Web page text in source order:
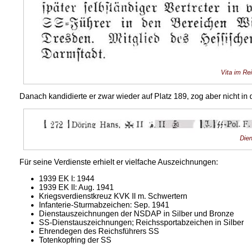
Vita im
Danach kandidierte er zwar wieder auf Platz 189, zog aber nicht
Für seine Verdienste erhielt er vielfache Auszeichnungen:
1939 EK I: 1944
1939 EK II: Aug. 1941
Kriegsverdienstkreuz KVK II m. Schwertern
Infanterie-Sturmabzeichen: Sep. 1941
Dienstauszeichnungen der NSDAP in Silber und Bronze
SS-Dienstauszeichnungen; Reichssportabzeichen in Silber
Ehrendegen des Reichsführers SS
Totenkopfring der SS